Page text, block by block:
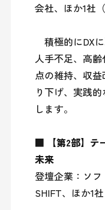
会社、ほか1社
積極的にDX
人手不足、高
点の維持、収
り下げ、実践
します。
■ 【第2部】テ
未来
登壇企業：ソ
SHIFT、ほか1